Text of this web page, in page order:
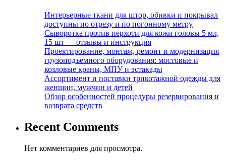
Интерьерные ткани для штор, обивки и покрывал
доступны по отрезу и по погонному метру
Сыворотка против перхоти для кожи головы 5 мл,
15 шт — отзывы и инструкция
Проектирование, монтаж, ремонт и модернизация
грузоподъемного оборудования: мостовые и
козловые краны, МПУ и эстакады
Ассортимент и поставки трикотажной одежды для
женщин, мужчин и детей
Обзор особенностей процедуры резервирования и
возврата средств
Recent Comments
Нет комментариев для просмотра.